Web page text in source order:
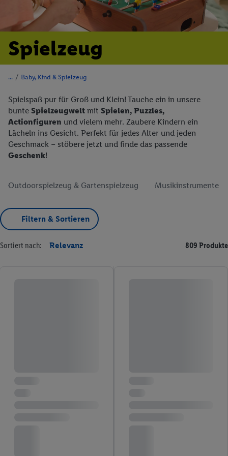
Spielzeug
/ Baby, Kind & Spielzeug
Spielspaß pur für Groß und Klein! Tauche ein in unsere
bunte Spielzeugwelt mit Spielen, Puzzles,
Actionfiguren und vielem mehr. Zaubere Kindern ein
Lächeln ins Gesicht. Perfekt für jedes Alter und jeden
Geschmack – stöbere jetzt und finde das passende
Geschenk!
Outdoorspielzeug & Gartenspielzeug Musikinstrumente
Filtern & Sortieren
Sortiert nach: Relevanz 809 Produkte